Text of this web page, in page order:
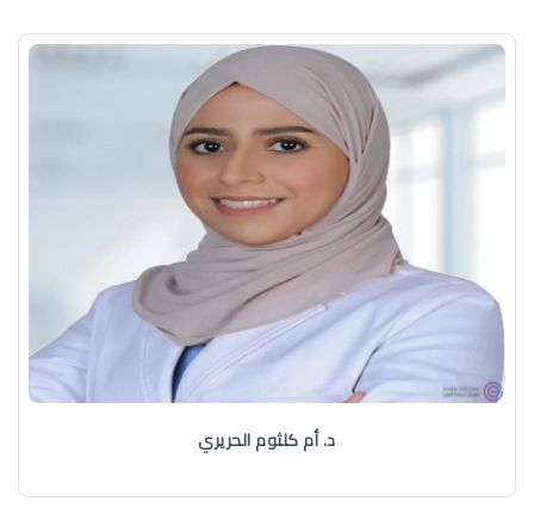
د. أم كلثوم الحريري